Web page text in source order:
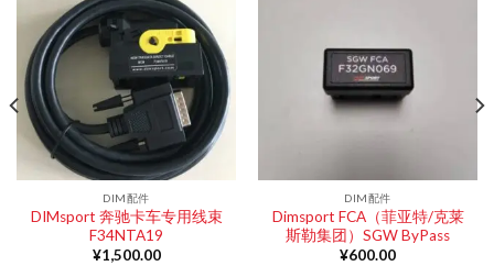
DIM配件
DIMsport 奔驰卡车专用线束
F34NTA19
¥1,500.00
DIM配件
Dimsport FCA（菲亚特/克莱
斯勒集团）SGW ByPass
¥600.00